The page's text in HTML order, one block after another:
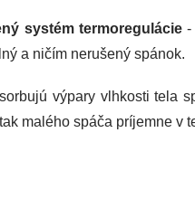
systém termoregulácie-
a ničím nerušený spánok.
výpary vlhkosti tela
malého spáča príjemne v